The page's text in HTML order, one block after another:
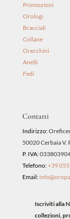
Promozioni
Orologi
Bracciali
Collane
Orecchini
Anelli
Fedi
Contatti
Indirizzo:
50020 Cerbaia V.
P. IVA:
Telefono:+39
Email:
Iscriviti alla
collezioni,